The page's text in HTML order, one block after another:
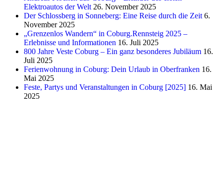
Elektroautos der Welt 26. November 2025
Der Schlossberg in Sonneberg: Eine Reise durch die Zeit 6.
November 2025
„Grenzenlos Wandern“ in Coburg.Rennsteig 2025 –
Erlebnisse und Informationen 16. Juli 2025
800 Jahre Veste Coburg – Ein ganz besonderes Jubiläum 16.
Juli 2025
Ferienwohnung in Coburg: Dein Urlaub in Oberfranken 16.
Mai 2025
Feste, Partys und Veranstaltungen in Coburg [2025] 16. Mai
2025